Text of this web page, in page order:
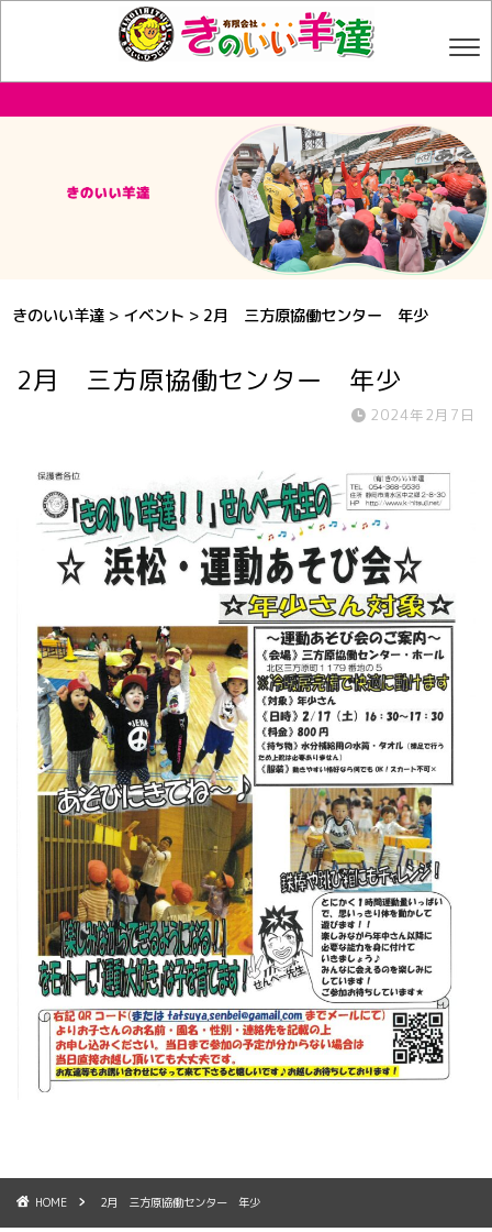
きのいい羊達 > イベント > 2月 三方原協働センター 年少
2月 三方原協働センター 年少
2024年2月7日
HOME 2月 三方原協働センター 年少